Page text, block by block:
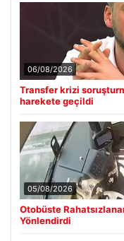
06/08/2026
Transfer krizi
harekete geçildi
05/08/2026
Otobüste
Yönlendirdi